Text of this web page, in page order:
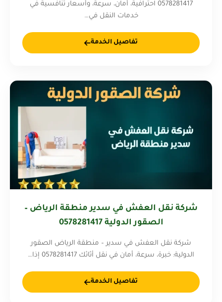
0578281417 احترافية، أمان، سرعة، وأسعار تنافسية في
خدمات النقل في…
تفاصيل الخدمة
شركة نقل العفش في سدير منطقة الرياض –
الصقور الدولية 0578281417
شركة نقل العفش في سدير – منطقة الرياض الصقور
الدولية: خبرة، سرعة، أمان في نقل أثاثك 0578281417 إذا…
تفاصيل الخدمة